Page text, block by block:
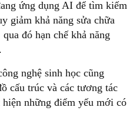
ứng dụng AI để tìm kiếm
giảm khả năng sửa chữa
đó hạn chế khả năng
nghệ sinh học cũng
cấu trúc và các tương tác
những điểm yếu mới có